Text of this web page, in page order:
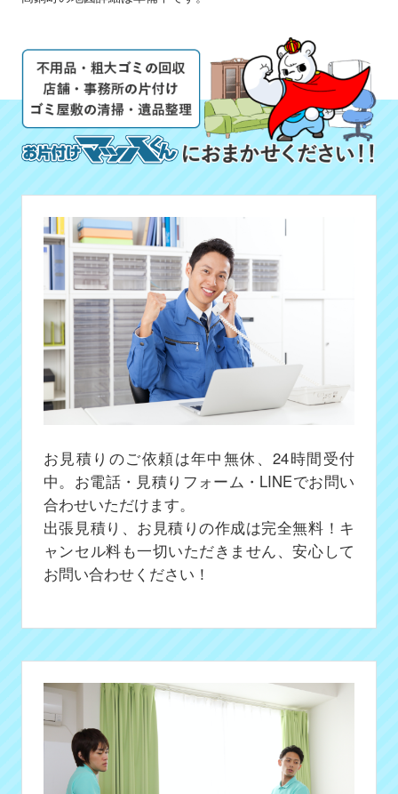
お見積りのご依頼は年中無休、24時間受付
中。お電話・見積りフォーム・LINEでお問い
合わせいただけます。
出張見積り、お見積りの作成は完全無料！キ
ャンセル料も一切いただきません、安心して
お問い合わせください！